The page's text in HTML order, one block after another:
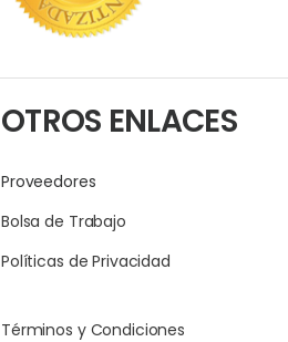
OTROS ENLACES
Proveedores
Bolsa de Trabajo
Políticas de Privacidad
Términos y Condiciones